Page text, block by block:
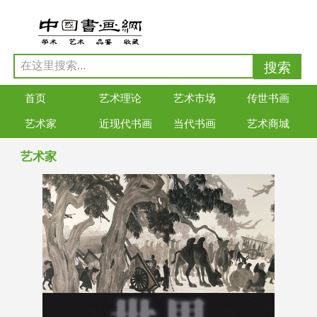
首页 艺术理论 艺术市场 传世书画
艺术家 近现代书画 当代书画 艺术商城
艺术家